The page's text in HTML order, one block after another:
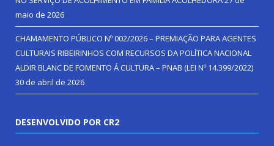
maio de 2026
CHAMAMENTO PÚBLICO Nº 002/2026 – PREMIAÇÃO PARA AGENTES
CULTURAIS RIBEIRINHOS COM RECURSOS DA POLÍTICA NACIONAL
ALDIR BLANC DE FOMENTO Á CULTURA – PNAB (LEI Nº 14.399/2022)
30 de abril de 2026
DESENVOLVIDO POR CR2